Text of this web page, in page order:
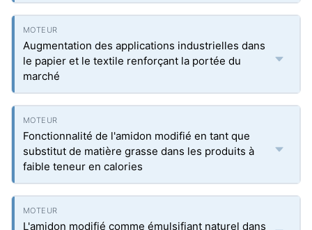
Augmentation des applications industrielles dans
le papier et le textile renforçant la portée du
marché
Fonctionnalité de l'amidon modifié en tant que
substitut de matière grasse dans les produits à
faible teneur en calories
L'amidon modifié comme émulsifiant naturel dans